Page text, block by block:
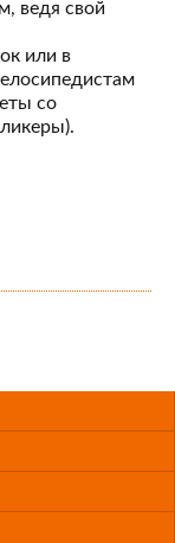
ведя свой
или в
со